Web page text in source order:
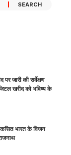
जारी की सर्वेक्षण
खरीद को भविष्य के
भारत के विजन